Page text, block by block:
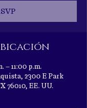
– 11:00 p.m.
2300 E Park
76010, EE. UU.